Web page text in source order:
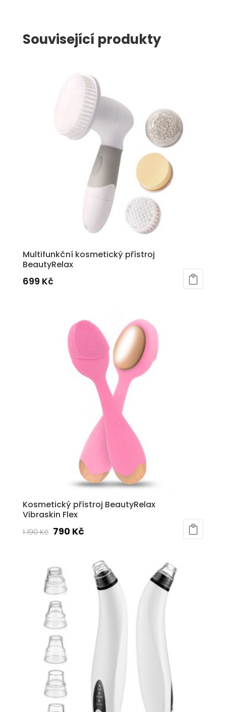
Související produkty
Multifunkční kosmetický přístroj
BeautyRelax
699 Kč
Kosmetický přístroj BeautyRelax
Vibraskin Flex
1 190Kč Původní
1
190 Kč.
790 KčAktuální
je:
790 Kč.